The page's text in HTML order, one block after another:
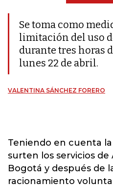
Se toma como
limitación del uso
durante tres horas
lunes 22 de abril.
VALENTINA SÁNCHEZ FORERO
Teniendo en cuenta
surten los servicios
Bogotá y después de
racionamiento